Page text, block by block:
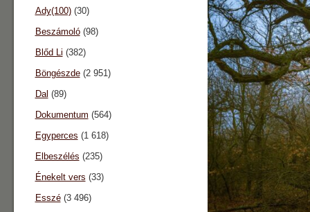
Ady(100)(30)
Beszámoló(98)
Blőd Li (382)
Böngészde(2 951)
Dal (89)
Dokumentum (564)
Egyperces (1 618)
Elbeszélés (235)
Énekelt vers (33)
Esszé(3 496)